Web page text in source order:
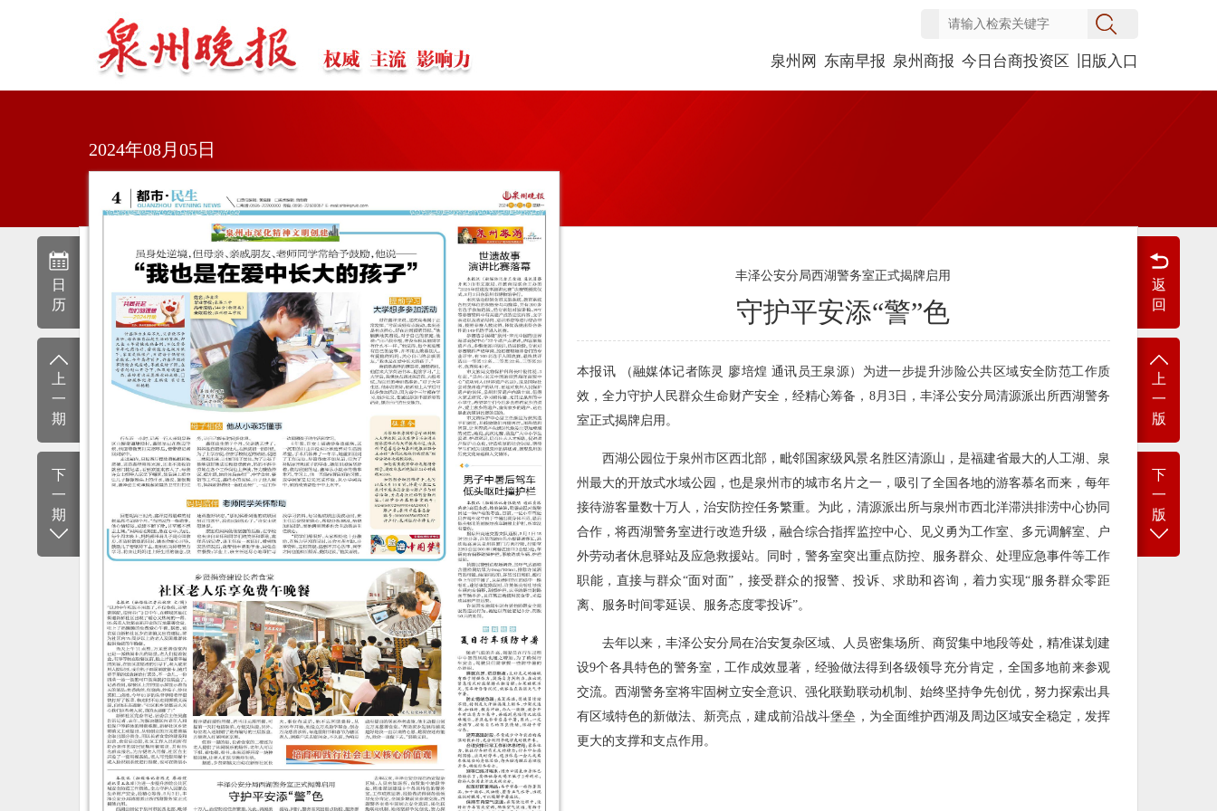
泉州网 东南早报 泉州商报 今日台商投资区 旧版入口
日
历
上
一
期
下
一
期
返
回
上
一
版
下
一
版
2024年08月05日
丰泽公安分局西湖警务室正式揭牌启用
守护平安添“警”色
本报讯 （融媒体记者陈灵 廖培煌 通讯员王泉源）为进一步提升涉险公共区域安全防范工作质
效，全力守护人民群众生命财产安全，经精心筹备，8月3日，丰泽公安分局清源派出所西湖警务
室正式揭牌启用。
西湖公园位于泉州市区西北部，毗邻国家级风景名胜区清源山，是福建省最大的人工湖、泉
州最大的开放式水域公园，也是泉州市的城市名片之一，吸引了全国各地的游客慕名而来，每年
接待游客量数十万人，治安防控任务繁重。为此，清源派出所与泉州市西北洋滞洪排涝中心协同
合作，将西湖警务室进行改造升级，融合综合指挥监控中心、见义勇为工作室、多元调解室、户
外劳动者休息驿站及应急救援站。同时，警务室突出重点防控、服务群众、处理应急事件等工作
职能，直接与群众“面对面”，接受群众的报警、投诉、求助和咨询，着力实现“服务群众零距
离、服务时间零延误、服务态度零投诉”。
去年以来，丰泽公安分局在治安复杂区域、人员密集场所、商贸集中地段等处，精准谋划建
设9个各具特色的警务室，工作成效显著，经验做法得到各级领导充分肯定，全国多地前来参观
交流。西湖警务室将牢固树立安全意识、强化联勤联动机制、始终坚持争先创优，努力探索出具
有区域特色的新做法、新亮点，建成前沿战斗堡垒，为全面维护西湖及周边区域安全稳定，发挥
更大的支撑和支点作用。